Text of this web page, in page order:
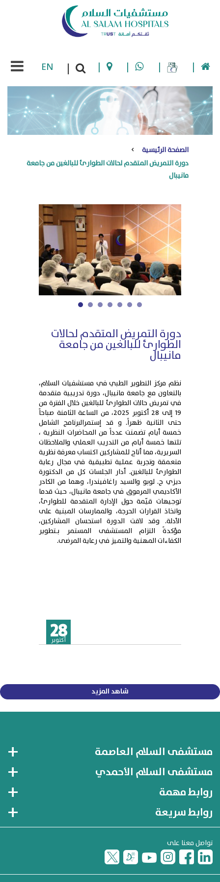
|
|
|
|
|
EN
الصفحة الرئيسية
دورة التمريض المتقدم لحالات الطوارئ للبالغين من جامعة
مانيبال
1 2 3 4 5 6 7
دورة التمريض المتقدم لحالات
الطوارئ للبالغين من جامعة
مانيبال
نظم مركز التطوير الطبي في مستشفيات السلام،
بالتعاون مع جامعة مانيبال، دورة تدريبية متقدمة
في تمريض حالات الطوارئ للبالغين خلال الفترة من
19 إلى 28 أكتوبر 2025، من الساعة الثامنة صباحاً
حتى الثانية ظهراً. و قد إستمرالبرنامج الشامل
خمسة أيام تضمنت عدداً من المحاضرات النظرية ،
تلتها خمسة أيام من التدريب العملي والملاحظات
السريرية، مما أتاح للمشاركين اكتساب معرفة نظرية
متعمقة وتجربة عملية تطبيقية في مجال رعاية
الطوارئ للبالغين. أدار الجلسات كل من الدكتورة
ديزي ج. لوبو والسيد راغافيندرا، وهما من الكادر
الأكاديمي المرموق في جامعة مانيبال، حيث قدما
توجيهات قيّمة حول الإدارة المتقدمة للطوارئ،
واتخاذ القرارات الحرجة، والممارسات المبنية على
الأدلة. وقد لاقت الدورة استحسان المشاركين،
مؤكدةً التزام المستشفى المستمر بـتطوير
الكفاءات المهنية والتميز في رعاية المرضى.
28
أكتوبر
شاهد المزيد
مستشفى السلام العاصمة
مستشفى السلام الأحمدي
روابط مهمة
روابط سريعة
تواصل معنا على